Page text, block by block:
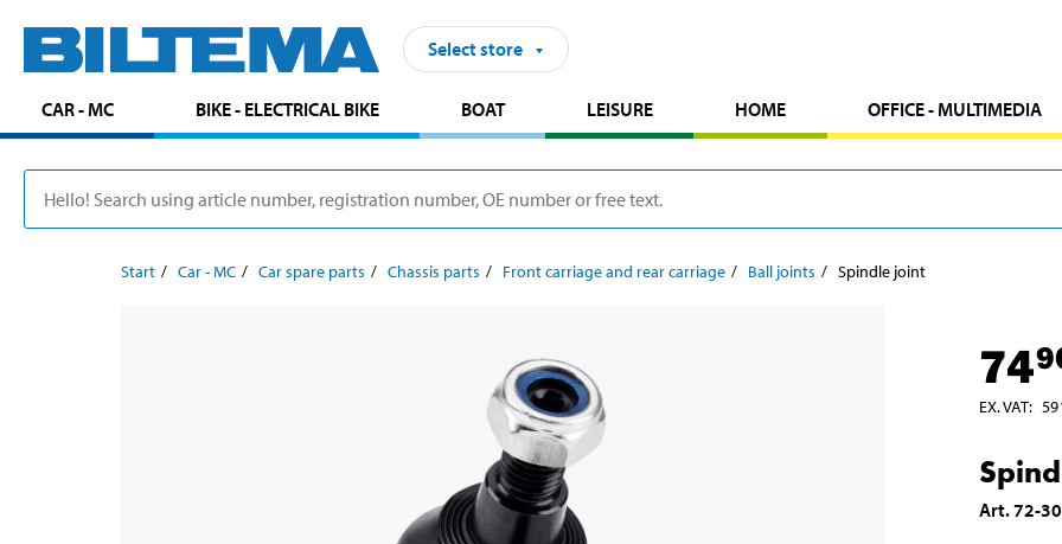
Select store
CAR - MC BIKE - ELECTRICAL BIKE BOAT LEISURE HOME OFFICE - MULTIMEDIA
Start Car - MC Car spare parts Chassis parts Front carriage and rear carriage Ball joints Spindle joint
74
EX. VAT: 59
Art.72-